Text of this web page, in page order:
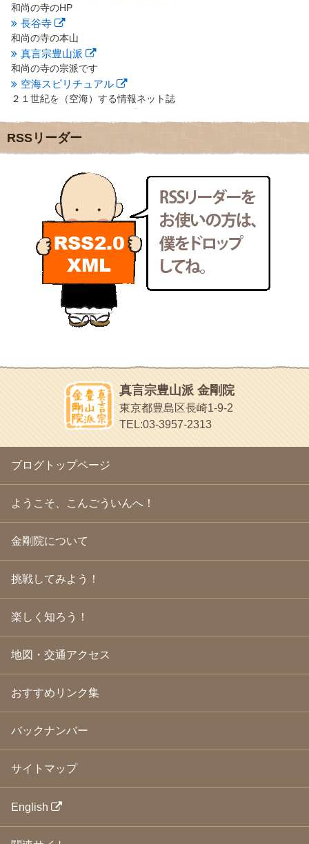
2012年6月(14)
2012年5月
2012年4月(16)
2012年3月 (17)
2012年2月(20)
2012年1月(25)
2011年12月(22)
2011年11月(28)
2011年10月(31)
2011年9月(24)
2011年8月(21)
2011年6月(13)
2011年5月
2011年4月
(17)
2011年3月(15)
2011年2月(22)
2011年1月(22)
2010年12月(21)
2010年11月
(14)
2010年9月(16)
(13)
2010年5月(22)
2010年4月(25)
2010年3月(22)
2010年2月
(23)
2010年1月(23)
2009年12月(18)
2009年10月(20)
2009年9月(20)
2009年8月 (18)
2009年7月
(21)
2009年6月(22)
2009年5月(20)
2009年2月(19)
2009年1月(25)
2008年12月 (22)
2008年9月(24)
2008年8月(24)
2008年7月
(23)
2008年6月(23)
2008年5月(21)
2008年4月(22)
2008年1月 (23)
2007年12月(26)
2007年11月
2007年10月
2007年9月(23)
和尚の寺のHP
長谷寺
和尚の寺の本山
真言宗豊山派
和尚の寺の宗派です
空海スピリチュアル
２１世紀を（空海）する情報ネット誌
地域のライターさんです
小豆島 圓満寺
新聞屋の道具箱
新聞社で使われる用語の解説など
makotoさんの御符内巡礼記
東京の巡礼記です
POLYHEDON
いろいろなことが書いてあるよ
bunchan
あちこち行って！
目白鍼灸院
日本人の繊細な体質にあわせた、やさしく気持ちよい鍼灸治療で
ほうげん日記
放言じゃなくて和尚さんの名前だよ
面白いサイトみつけたよ。
ヘェ～という感じ
chocolab.Air♪DIALY
ラブラドールのワンちゃんがかわいいよ
RSSリーダー
真言宗豊山派 金剛院
東京都豊島区長崎1-9-2
TEL:03-3957-2313
ブログトップページ
ようこそ、こんごういんへ！
金剛院について
挑戦してみよう！
楽しく知ろう！
地図・交通アクセス
おすすめリンク集
バックナンバー
サイトマップ
English